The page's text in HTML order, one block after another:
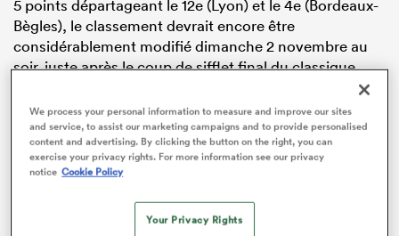
5 points départageant le 12e (Lyon) et le 4e (Bordeaux-
Bègles), le classement devrait encore être
considérablement modifié dimanche 2 novembre au
soir, juste après le coup de sifflet final du classique
We process your personal information to measure and improve our sites
and service, to assist our marketing campaigns and to provide personalised
content and advertising. By clicking the button on the right, you can
exercise your privacy rights. For more information see our privacy
notice Cookie Policy
Your Privacy Rights